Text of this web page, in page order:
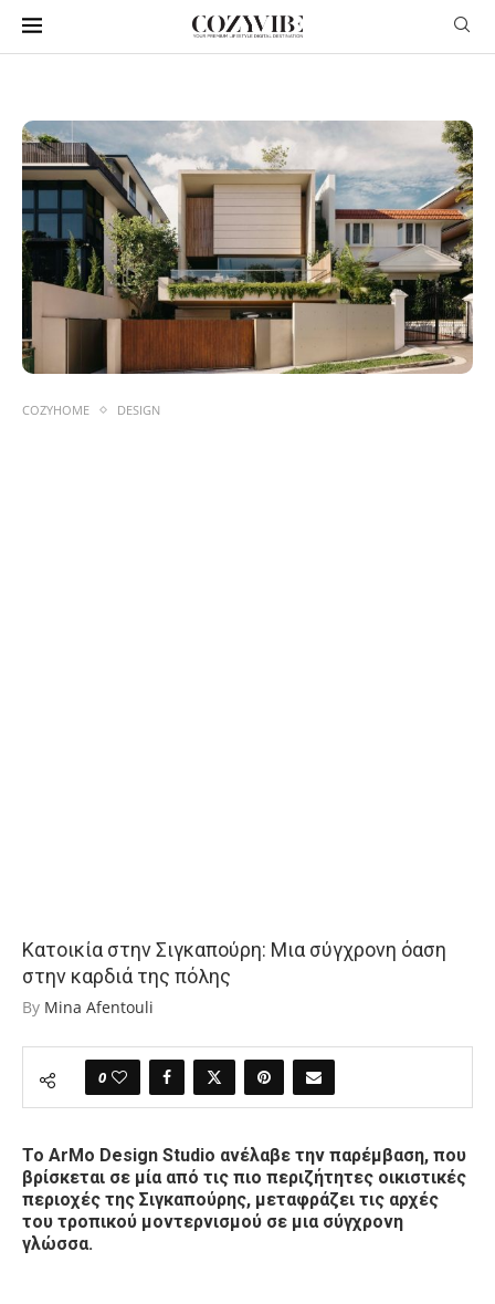
COZYHOME DESIGN
Κατοικία στην Σιγκαπούρη: Μια σύγχρονη όαση
στην καρδιά της πόλης
By Mina Afentouli
0
Το ArMo Design Studio ανέλαβε την παρέμβαση, που
βρίσκεται σε μία από τις πιο περιζήτητες οικιστικές
περιοχές της Σιγκαπούρης, μεταφράζει τις αρχές
του τροπικού μοντερνισμού σε μια σύγχρονη
γλώσσα.